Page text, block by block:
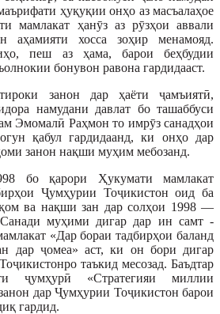
ҳуқуқии онҳо аз масъалаҳое
мамлакат ҳанӯз аз рӯзҳои аввали
аҳамияти хосса зоҳир менамояд.
пеш аз ҳама, барои беҳбудии
бонувон равона гардидааст.
занон дар ҳаёти ҷамъиятӣ,
намудани давлат бо ташаббуси
Эмомалӣ Раҳмон то имрӯз санадҳои
қабул гардидаанд, ки онҳо дар
занон нақши муҳим мебозанд.
бо қарори Ҳукумати мамлакат
Ҷумҳурии Тоҷикистон оид ба
ва нақши зан дар солҳои 1998 —
Санади муҳими дигар дар ин самт -
«Дар бораи тадбирҳои баланд
дар ҷомеа» аст, ки он бори дигар
таъкид месозад. Баъдтар
ҷумҳурӣ «Стратегияи миллии
дар Ҷумҳурии Тоҷикистон барои
гардид.